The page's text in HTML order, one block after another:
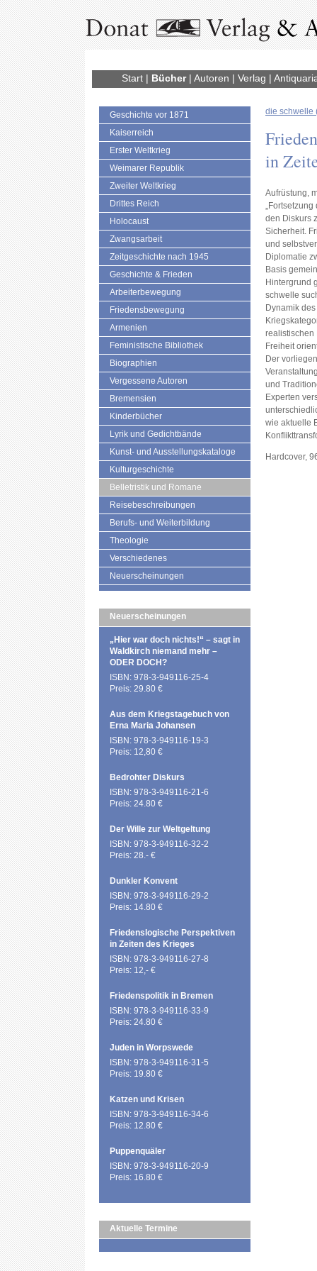
Start| Bücher| Autoren | Verlag |
Geschichte vor 1871
Kaiserreich
Erster Weltkrieg
Weimarer Republik
Zweiter Weltkrieg
Drittes Reich
Holocaust
Zwangsarbeit
Zeitgeschichte nach 1945
Geschichte & Frieden
Arbeiterbewegung
Friedensbewegung
Armenien
Feministische Bibliothek
Biographien
Vergessene Autoren
Bremensien
Kinderbücher
Lyrik und Gedichtbände
Kunst- und Ausstellungskataloge
Kulturgeschichte
Belletristik und Romane
Reisebeschreibungen
Berufs- und Weiterbildung
Theologie
Verschiedenes
Neuerscheinungen
Neuerscheinungen
„Hier war doch nichts!“ – sagt in
Waldkirch niemand mehr –
ODER DOCH?
ISBN: 978-3-949116-25-4
Preis: 29.80 €
Aus dem Kriegstagebuch von
Erna Maria Johansen
ISBN: 978-3-949116-19-3
Preis: 12,80 €
Bedrohter Diskurs
ISBN: 978-3-949116-21-6
Preis: 24.80 €
Der Wille zur Weltgeltung
ISBN: 978-3-949116-32-2
Preis: 28.- €
Dunkler Konvent
ISBN: 978-3-949116-29-2
Preis: 14.80 €
Friedenslogische Perspektiven
in Zeiten des Krieges
ISBN: 978-3-949116-27-8
Preis: 12,- €
Friedenspolitik in Bremen
ISBN: 978-3-949116-33-9
Preis: 24.80 €
Juden in Worpswede
ISBN: 978-3-949116-31-5
Preis: 19.80 €
Katzen und Krisen
ISBN: 978-3-949116-34-6
Preis: 12.80 €
Puppenquäler
ISBN: 978-3-949116-20-9
Preis: 16.80 €
Aktuelle Termine
die schwelle
in
Aufrüstung,
den Diskurs
Sicherheit.
und
Diplomatie
Basis
Hintergrund
schwelle
Dynamik
realistischen
Freiheit
Der
und
Experten
wie aktuelle
Hardcover,